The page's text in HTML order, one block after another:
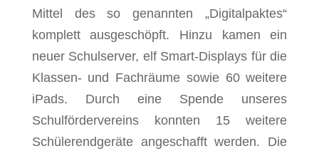
Mittel des so genannten „Digitalpaktes“
komplett ausgeschöpft. Hinzu kamen ein
neuer Schulserver, elf Smart-Displays für die
Klassen- und Fachräume sowie 60 weitere
iPads. Durch eine Spende unseres
Schulfördervereins konnten 15 weitere
Schülerendgeräte angeschafft werden. Die